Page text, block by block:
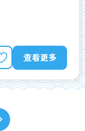
查看更多